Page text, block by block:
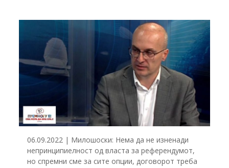
06.09.2022 | Милошоски: Нема да не изненади
непринципиелност од власта за референдумот,
но спремни сме за сите опции, договорот треба